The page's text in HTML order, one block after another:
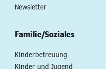
Newsletter
Familie/Soziales
Kinderbetreuung
Kinder und Jugend